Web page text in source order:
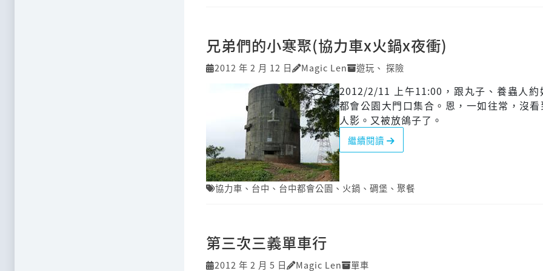
兄弟們的小寒聚(協力車x火鍋x夜衝)
2012 年 2 月 12 日 Magic Len 遊玩 、 探險
2012/2/11 上午11:00，跟丸子、養蟲人約
都會公園大門口集合。恩，一如往常，沒看
人影。又被放鴿子了。
繼續閱讀
協力車 、 台中 、 台中都會公園 、 火鍋 、 碉堡 、 聚餐
第三次三義單車行
2012 年 2 月 5 日 Magic Len 單車